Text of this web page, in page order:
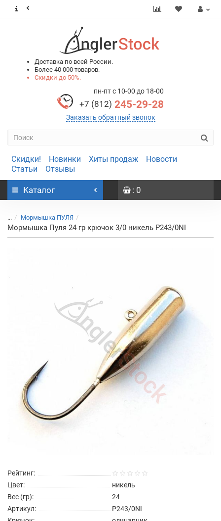
Доставка по всей России.
Более 40 000 товаров.
Скидки до 50%.
пн-пт с 10-00 до 18-00
+7 (812) 245-29-28
Заказать обратный звонок
Скидки! Новинки Хиты продаж
Новости
Статьи
Отзывы
Каталог : 0
... Мормышка ПУЛЯ
Мормышка Пуля 24 гр крючок 3/0 никель P243/0NI
Рейтинг:
Цвет:
никель
Вес (гр):
24
Артикул:
P243/0NI